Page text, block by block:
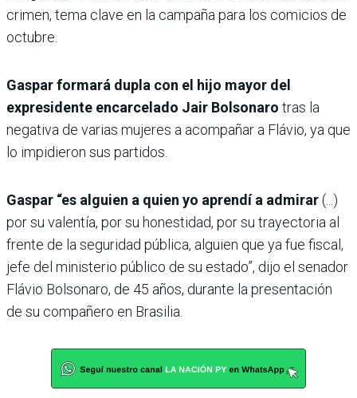
crimen, tema clave en la campaña para los comicios de
octubre.
Gaspar formará dupla con el hijo mayor del
expresidente encarcelado Jair Bolsonaro tras la
negativa de varias mujeres a acompañar a Flávio, ya que
lo impidieron sus partidos.
Gaspar “es alguien a quien yo aprendí a admirar(...)
por su valentía, por su honestidad, por su trayectoria al
frente de la seguridad pública, alguien que ya fue fiscal,
jefe del ministerio público de su estado”, dijo el senador
Flávio Bolsonaro, de 45 años, durante la presentación
de su compañero en Brasilia.